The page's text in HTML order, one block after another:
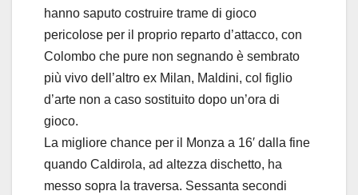
hanno saputo costruire trame di gioco
pericolose per il proprio reparto d’attacco, con
Colombo che pure non segnando è sembrato
più vivo dell’altro ex Milan, Maldini, col figlio
d’arte non a caso sostituito dopo un’ora di
gioco.
La migliore chance per il Monza a 16′ dalla fine
quando Caldirola, ad altezza dischetto, ha
messo sopra la traversa. Sessanta secondi